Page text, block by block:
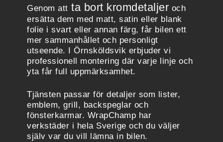
Genom att ta bort kromdetaljer och
ersätta dem med matt, satin eller blank
folie i svart eller annan färg, får bilen ett
mer sammanhållet och personligt
utseende. I Örnsköldsvik erbjuder vi
professionell montering där varje linje och
yta får full uppmärksamhet.
Tjänsten passar för detaljer som lister,
emblem, grill, backspeglar och
fönsterkarmar. WrapChamp har
verkstäder i hela Sverige och du väljer
själv var du vill lämna in bilen.